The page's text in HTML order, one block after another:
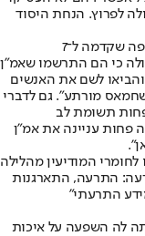
לפרוץ. הנחת היסוד
והיו בעיות נוספות במודיעין פיקוד הדרום בתקופה שקדמה ל־7
כי הם התרשמו שאמ"ן
והביאו לשם את האנשים
מורתע". גם לדברי
פחות תשומת לב
פחות עניינה את אמ"ן
המודיעין מהלילה
התרעה, התארגנות
התרעתי"
לה השפעה על איכות